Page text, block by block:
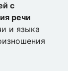
с
речи
и языка